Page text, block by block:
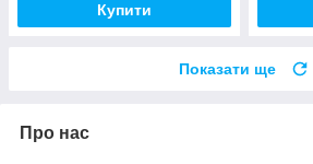
Купити
Показати ще
Про нас